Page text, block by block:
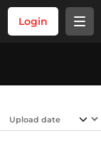
Login